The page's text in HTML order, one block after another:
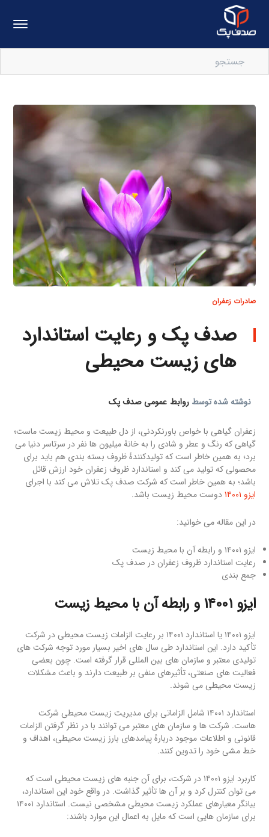
صادرات زعفران
صدف پک و رعایت استاندارد
های زیست محیطی
نوشته شده توسطروابط عمومی صدف پک
زعفران گیاهی با خواص باورنکردنی، از دل طبیعت و محیط زیست ماست؛
گیاهی که رنگ و عطر و شادی را به خانهٔ میلیون ها نفر در سرتاسر دنیا می
برد؛ به همین خاطر است که تولیدکنندهٔ ظروف بسته بندی هم باید برای
محصولی که تولید می کند و استاندارد ظروف زعفران خود ارزش قائل
باشد؛ به همین خاطر است که شرکت صدف پک تلاش می کند با اجرای
ایزو ۱۴۰۰۱
دوست محیط زیست باشد.
در این مقاله می خوانید:
ایزو ۱۴۰۰۱ و رابطه آن با محیط زیست
رعایت استاندارد ظروف زعفران در صدف پک
جمع بندی
ایزو ۱۴۰۰۱ و رابطه آن با محیط زیست
ایزو ۱۴۰۰۱ یا استاندارد ۱۴۰۰۱ بر رعایت الزامات زیست محیطی در شرکت
تأکید دارد. این استاندارد طی سال های اخیر بسیار مورد توجه شرکت های
تولیدی معتبر و سازمان های بین المللی قرار گرفته است. چون بعضی
فعالیت های صنعتی، تأثیرهای منفی بر طبیعت دارند و باعث مشکلات
زیست محیطی می شوند.
استاندارد ۱۴۰۰۱ شامل الزاماتی برای مدیریت زیست محیطی شرکت
هاست. شرکت ها و سازمان های معتبر می توانند با در نظر گرفتن الزامات
قانونی و اطلاعات موجود دربارهٔ پیامدهای بارز زیست محیطی، اهداف و
خط مشی خود را تدوین کنند.
کاربرد ایزو ۱۴۰۰۱ در شرکت، برای آن جنبه های زیست محیطی است که
می توان کنترل کرد و بر آن ها تأثیر گذاشت. در واقع خود این استاندارد،
بیانگر معیارهای عملکرد زیست محیطی مشخصی نیست. استاندارد ۱۴۰۰۱
برای سازمان هایی است که مایل به اعمال این موارد باشند: